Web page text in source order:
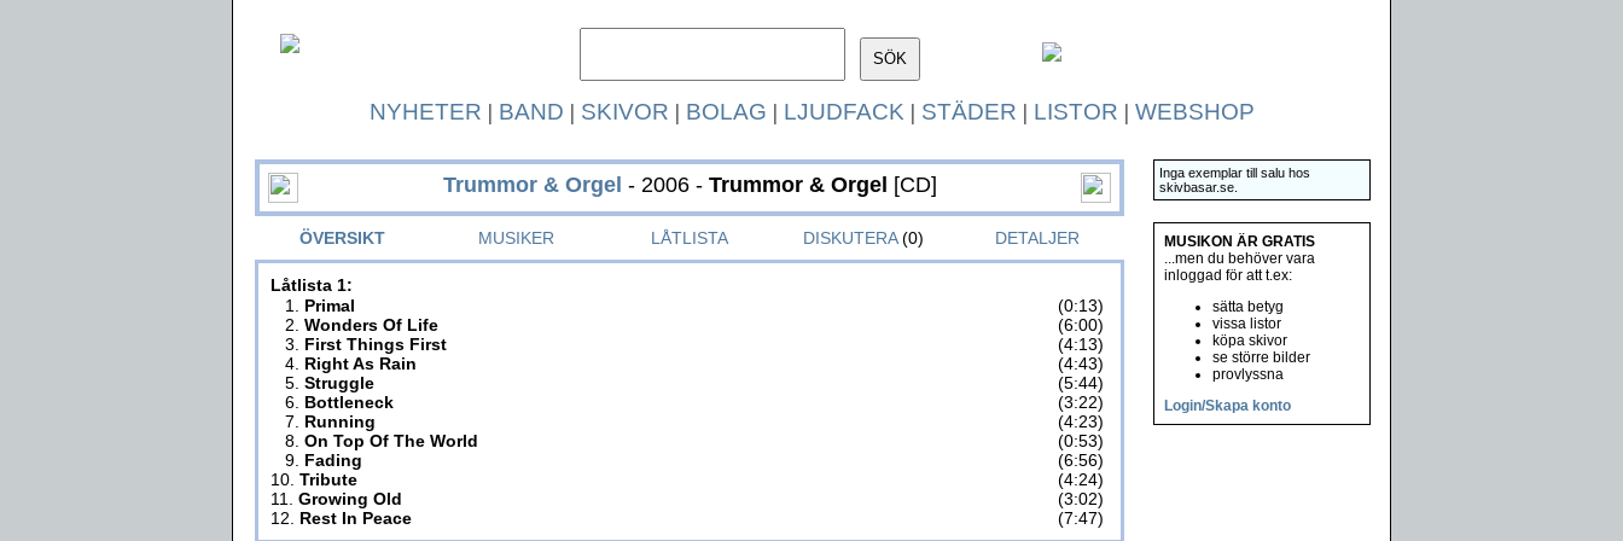
NYHETER | BAND | SKIVOR | BOLAG | LJUDFACK | STÄDER | LISTOR | WEBSHOP
Trummor & Orgel - 2006 - Trummor & Orgel [CD]
ÖVERSIKT MUSIKER LÅTLISTA DISKUTERA(0) DETALJER
Låtlista 1:
1. Primal
(0:13)
2. Wonders Of Life
(6:00)
3. First Things First
(4:13)
4. Right As Rain
(4:43)
5. Struggle
(5:44)
6. Bottleneck
(3:22)
7. Running
(4:23)
8. On Top Of The World
(0:53)
9. Fading
(6:56)
10. Tribute
(4:24)
11. Growing Old
(3:02)
12. Rest In Peace (7:47)
Inga exemplar till salu hos
skivbasar.se.
MUSIKON ÄR GRATIS
...men du behöver vara
inloggad för att t.ex:
sätta betyg
vissa listor
köpa skivor
se större bilder
provlyssna
Login/Skapa konto